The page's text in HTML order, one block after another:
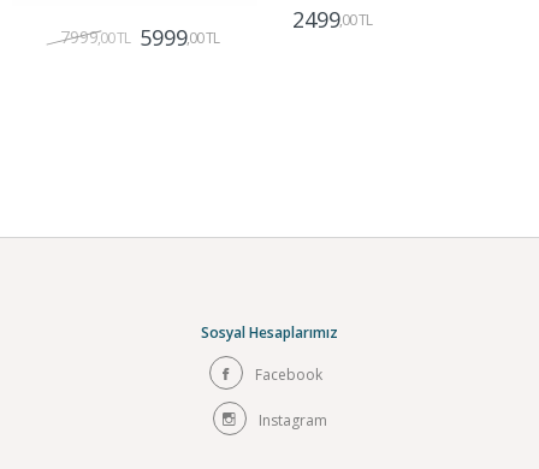
7999,00 TL 5999,00 TL
2499,00 TL
Sosyal Hesaplarımız
Facebook
Instagram